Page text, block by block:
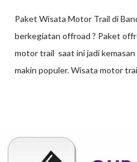
Paket Wisata Motor Trail di
berkegiatan offroad ? Paket
motor trail saat ini jadi
makin populer. Wisata motor
motor trail sebagai salah satu
bedanya dengan motocross.
allroad atau dual sport. Karena